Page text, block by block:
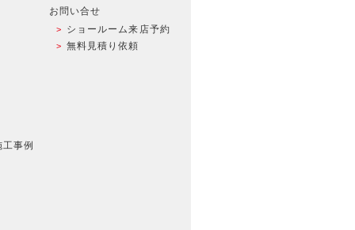
事例
お問い合せ
ショールーム来店予約
無料見積り依頼